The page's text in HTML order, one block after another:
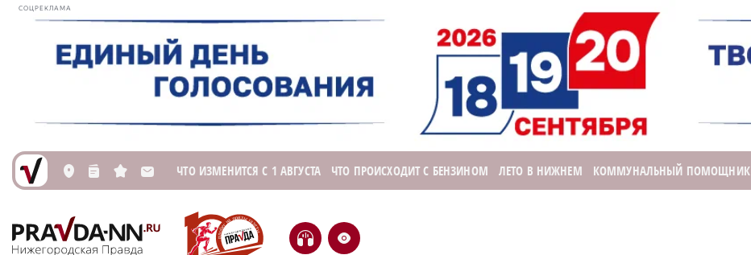
СОЦРЕКЛАМА
L n s M ЧТО ИЗМЕНИТСЯ С 1 АВГУСТА ЧТО ПРОИСХОДИТ С БЕНЗИНОМ ЛЕТО В НИЖНЕМ КОММУНАЛЬНЫЙ ПОМОЩНИК
H e